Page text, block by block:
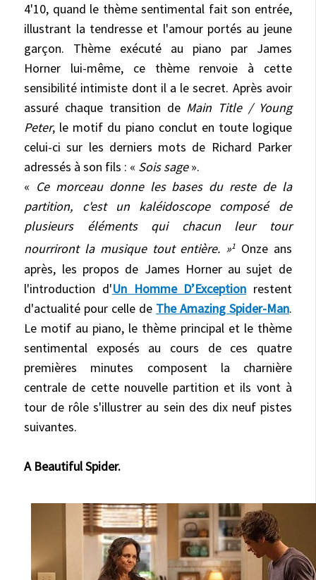
4'10, quand le thème sentimental fait son entrée,
illustrant la tendresse et l'amour portés au jeune
garçon. Thème exécuté au piano par James
Horner lui-même, ce thème renvoie à cette
sensibilité intimiste dont il a le secret. Après avoir
assuré chaque transition de Main Title / Young
Peter, le motif du piano conclut en toute logique
celui-ci sur les derniers mots de Richard Parker
adressés à son fils : « Sois sage».
« Ce morceau donne les bases du reste de la
partition, c'est un kaléidoscope composé de
plusieurs éléments qui chacun leur tour
nourriront la musique tout entière. »1
Onze ans
après, les propos de James Horner au sujet de
l'introduction d'Un Homme D’Exception restent
d'actualité pour celle de The Amazing Spider-Man.
Le motif au piano, le thème principal et le thème
sentimental exposés au cours de ces quatre
premières minutes composent la charnière
centrale de cette nouvelle partition et ils vont à
tour de rôle s'illustrer au sein des dix neuf pistes
suivantes.
A Beautiful Spider.